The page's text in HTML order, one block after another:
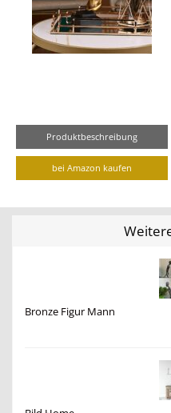
Produktbeschreibung
bei Amazon kaufen
Bronze Figur Mann